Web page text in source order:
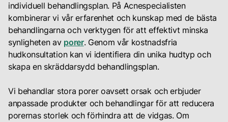
dina
rekomendationer
samt
chatta
med
din
Till inloggning
individuell behandlingsplan. På Acnespecialisten
kombinerar vi vår erfarenhet och kunskap med de bästa
behandlingarna och verktygen för att effektivt minska
synligheten av porer. Genom vår kostnadsfria
hudkonsultation kan vi identifiera din unika hudtyp och
skapa en skräddarsydd behandlingsplan.
Vi behandlar stora porer oavsett orsak och erbjuder
anpassade produkter och behandlingar för att reducera
porernas storlek och förhindra att de vidgas. Om